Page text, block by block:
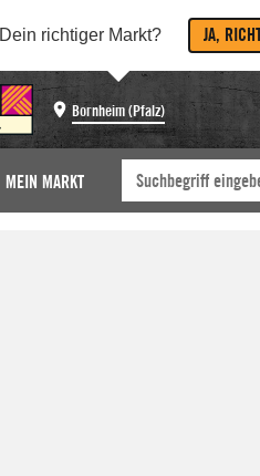
Dein richtiger Markt? JA,
Bornheim (Pfalz)
MEIN MARKT